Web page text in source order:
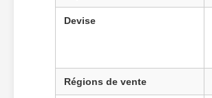
Devise
Régions de vente